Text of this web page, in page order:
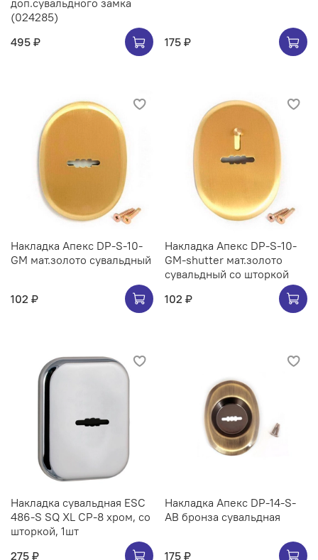
доп.сувальдного замка
(024285)
495 ₽
175 ₽
Накладка Апекс DP-S-10-
GM мат.золото сувальдный
102 ₽
Накладка Апекс DP-S-10-
GM-shutter мат.золото
сувальдный со шторкой
102 ₽
Накладка сувальдная ESC
486-S SQ XL CP-8 хром, со
шторкой, 1шт
275 ₽
Накладка Апекс DP-14-S-
AB бронза сувальдная
175 ₽